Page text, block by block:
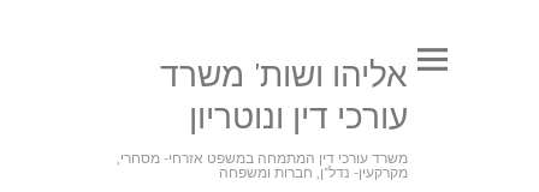
אליהו ושות' משרד
עורכי דין ונוטריון
משרד עורכי דין המתמחה במשפט אזרחי- מסחרי,
מקרקעין- נדל"ן, חברות ומשפחה